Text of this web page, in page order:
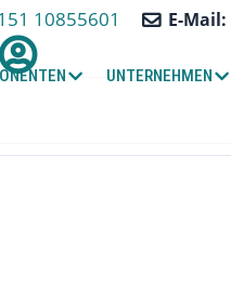
10855601 E-Mail:
UNTERNEHMEN